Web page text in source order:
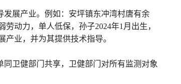
展产业。例如：安坪镇东冲湾村唐有余
动力，单人低保，孙子2024年1月出生，
业，并为其提供技术指导。
同卫健部门共享，卫健部门对所有监测对象